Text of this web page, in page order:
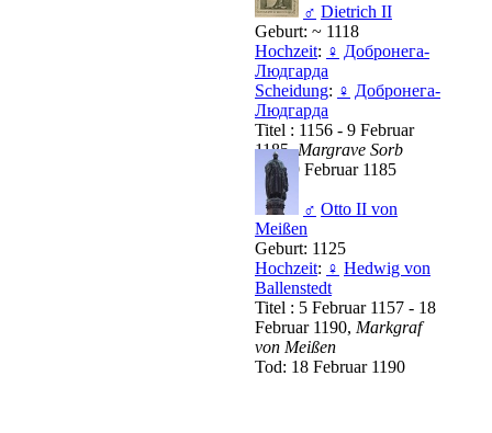
♂ Dietrich II
Geburt: ~ 1118
Hochzeit: ♀ Добронега-
Людгарда
Scheidung: ♀ Добронега-
Людгарда
Titel : 1156 - 9 Februar
1185,Margrave Sorb
Tod: 9 Februar 1185
♂ Otto II von
Meißen
Geburt: 1125
Hochzeit: ♀ Hedwig von
Ballenstedt
Titel : 5 Februar 1157 - 18
Februar 1190, Markgraf
von Meißen
Tod: 18 Februar 1190